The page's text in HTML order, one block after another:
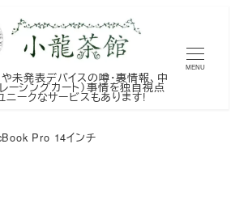
未発表デバイスの噂・裏情報、中
ーシングカート）事情を独自視点
ニークなサービスもあります!
MENU
Pro 14インチ